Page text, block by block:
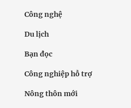
Công nghệ
Du lịch
Bạn đọc
Công nghiệp hỗ trợ
Nông thôn mới